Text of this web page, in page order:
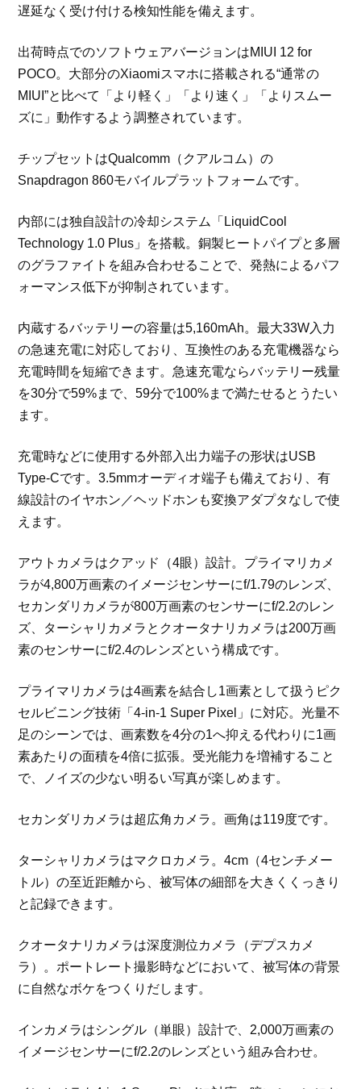
遅延なく受け付ける検知性能を備えます。
出荷時点でのソフトウェアバージョンはMIUI 12 for
POCO。大部分のXiaomiスマホに搭載される“通常の
MIUI”と比べて「より軽く」「より速く」「よりスムー
ズに」動作するよう調整されています。
チップセットはQualcomm（クアルコム）の
Snapdragon 860モバイルプラットフォームです。
内部には独自設計の冷却システム「LiquidCool
Technology 1.0 Plus」を搭載。銅製ヒートパイプと多層
のグラファイトを組み合わせることで、発熱によるパフ
ォーマンス低下が抑制されています。
内蔵するバッテリーの容量は5,160mAh。最大33W入力
の急速充電に対応しており、互換性のある充電機器なら
充電時間を短縮できます。急速充電ならバッテリー残量
を30分で59%まで、59分で100%まで満たせるとうたい
ます。
充電時などに使用する外部入出力端子の形状はUSB
Type-Cです。3.5mmオーディオ端子も備えており、有
線設計のイヤホン／ヘッドホンも変換アダプタなしで使
えます。
アウトカメラはクアッド（4眼）設計。プライマリカメ
ラが4,800万画素のイメージセンサーにf/1.79のレンズ、
セカンダリカメラが800万画素のセンサーにf/2.2のレン
ズ、ターシャリカメラとクオータナリカメラは200万画
素のセンサーにf/2.4のレンズという構成です。
プライマリカメラは4画素を結合し1画素として扱うピク
セルビニング技術「4-in-1 Super Pixel」に対応。光量不
足のシーンでは、画素数を4分の1へ抑える代わりに1画
素あたりの面積を4倍に拡張。受光能力を増補すること
で、ノイズの少ない明るい写真が楽しめます。
セカンダリカメラは超広角カメラ。画角は119度です。
ターシャリカメラはマクロカメラ。4cm（4センチメー
トル）の至近距離から、被写体の細部を大きくくっきり
と記録できます。
クオータナリカメラは深度測位カメラ（デプスカメ
ラ）。ポートレート撮影時などにおいて、被写体の背景
に自然なボケをつくりだします。
インカメラはシングル（単眼）設計で、2,000万画素の
イメージセンサーにf/2.2のレンズという組み合わせ。